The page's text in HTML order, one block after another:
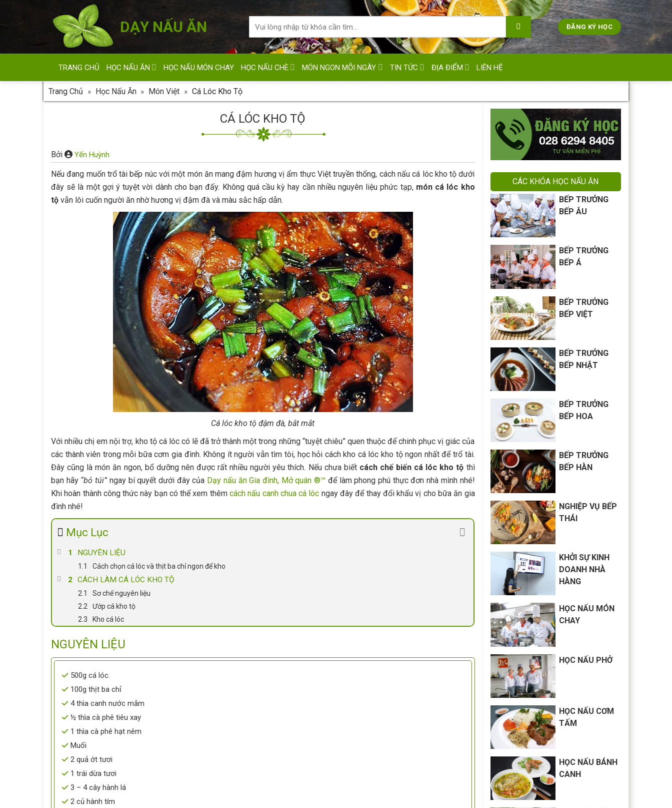
DẠY NẤU ĂN ĐĂNG KÝ HỌC
TRANG CHỦ HỌC NẤU ĂN HỌC NẤU MÓN CHAY HỌC NẤU CHÈ MÓN NGON MỖI NGÀY TIN TỨC ĐỊA ĐIỂM LIÊN HỆ
Trang Chủ » Học Nấu Ăn » Món Việt » Cá Lóc Kho Tộ
CÁ LÓC KHO TỘ
Bởi Yến Huỳnh
Nếu đang muốn trổ tài bếp núc với một món ăn mang đậm hương vị ẩm thực Việt truyền thống, cách nấu cá lóc kho tộ dưới
đây sẽ là một gợi ý tuyệt vời dành cho bạn đấy. Không quá cầu kỳ hay cần nhiều nguyên liệu phức tạp, món cá lóc kho
tộ vẫn lôi cuốn người ăn nhờ hương vị đậm đà và màu sắc hấp dẫn.
Cá lóc kho tộ đậm đà, bắt mắt
Với nhiều chị em nội trợ, kho tộ cá lóc có lẽ đã trở thành một trong những “tuyệt chiêu” quen thuộc để chinh phục vị giác của
các thành viên trong mỗi bữa cơm gia đình. Không ít người vẫn tìm tòi, học hỏi cách kho cá lóc kho tộ ngon nhất để trổ tài.
Đây cũng là món ăn ngon, bổ dưỡng nên được rất nhiều người yêu thích. Nếu chưa biết cách chế biến cá lóc kho tộ thì
bạn hãy “bỏ túi” ngay bí quyết dưới đây của Dạy nấu ăn Gia đình, Mở quán ®™ để làm phong phú thực đơn nhà mình nhé!
Khi hoàn thành công thức này bạn có thể xem thêmcách nấu canh chua cá lóc ngay đây để thay đổi khẩu vị cho bữa ăn gia
đình nhé!
Mục Lục
NGUYÊN LIỆU
Cách chọn cá lóc và thịt ba chỉ ngon để kho
CÁCH LÀM CÁ LÓC KHO TỘ
Sơ chế nguyên liệu
Ướp cá kho tộ
Kho cá lóc
NGUYÊN LIỆU
500g cá lóc.
100g thịt ba chỉ
4 thìa canh nước mắm
½ thìa cà phê tiêu xay
1 thìa cà phê hạt nêm
Muối
2 quả ớt tươi
1 trái dừa tươi
3 – 4 cây hành lá
2 củ hành tím
CÁC KHÓA HỌC NẤU ĂN
BẾP TRƯỞNG
BẾP ÂU
BẾP TRƯỞNG
BẾP Á
BẾP TRƯỞNG
BẾP VIỆT
BẾP TRƯỞNG
BẾP NHẬT
BẾP TRƯỞNG
BẾP HOA
BẾP TRƯỞNG
BẾP HÀN
NGHIỆP VỤ BẾP
THÁI
KHỞI SỰ KINH
DOANH NHÀ
HÀNG
HỌC NẤU MÓN
CHAY
HỌC NẤU PHỞ
HỌC NẤU CƠM
TẤM
HỌC NẤU BÁNH
CANH